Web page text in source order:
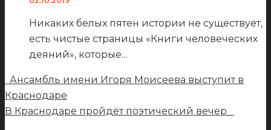
Никаких белых пятен истории не существует,
есть чистые страницы «Книги человеческих
деяний», которые...
Ансамбль имени Игоря Моисеева выступит в
Краснодаре
В Краснодаре пройдёт поэтический вечер